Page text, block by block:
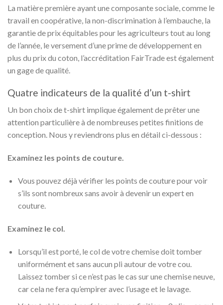
La matière première ayant une composante sociale, comme le
travail en coopérative, la non-discrimination à l’embauche, la
garantie de prix équitables pour les agriculteurs tout au long
de l’année, le versement d’une prime de développement en
plus du prix du coton, l’accréditation FairTrade est également
un gage de qualité.
Quatre indicateurs de la qualité d’un t-shirt
Un bon choix de t-shirt implique également de prêter une
attention particulière à de nombreuses petites finitions de
conception. Nous y reviendrons plus en détail ci-dessous :
Examinez les points de couture.
Vous pouvez déjà vérifier les points de couture pour voir
s’ils sont nombreux sans avoir à devenir un expert en
couture.
Examinez le col.
Lorsqu’il est porté, le col de votre chemise doit tomber
uniformément et sans aucun pli autour de votre cou.
Laissez tomber si ce n’est pas le cas sur une chemise neuve,
car cela ne fera qu’empirer avec l’usage et le lavage.